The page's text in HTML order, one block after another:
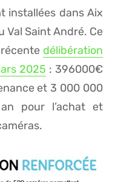
installées dans Aix
Val Saint André. Ce
délibération
2025 : 396000€
et 3 000 000
pour l’achat et